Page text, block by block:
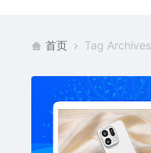
首页 Tag